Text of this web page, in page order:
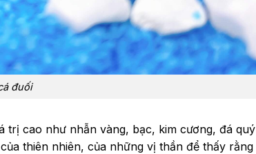
đuối
trị cao như nhẫn vàng, bạc, kim cương, đá quý
thiên nhiên, của những vị thần để thấy rằng